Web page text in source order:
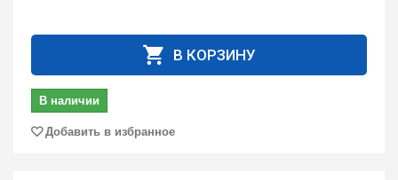
В КОРЗИНУ
В наличии
Добавить в избранное